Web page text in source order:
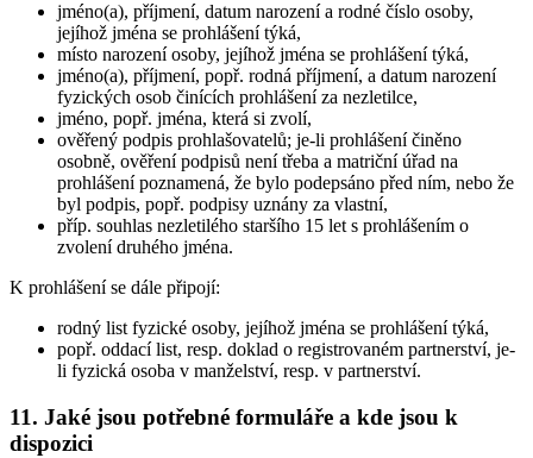
jméno(a), příjmení, datum narození a rodné číslo osoby,
jejíhož jména se prohlášení týká,
místo narození osoby, jejíhož jména se prohlášení týká,
jméno(a), příjmení, popř. rodná příjmení, a datum narození
fyzických osob činících prohlášení za nezletilce,
jméno, popř. jména, která si zvolí,
ověřený podpis prohlašovatelů; je-li prohlášení činěno
osobně, ověření podpisů není třeba a matriční úřad na
prohlášení poznamená, že bylo podepsáno před ním, nebo že
byl podpis, popř. podpisy uznány za vlastní,
příp. souhlas nezletilého staršího 15 let s prohlášením o
zvolení druhého jména.
K prohlášení se dále připojí:
rodný list fyzické osoby, jejíhož jména se prohlášení týká,
popř. oddací list, resp. doklad o registrovaném partnerství, je-
li fyzická osoba v manželství, resp. v partnerství.
11. Jaké jsou potřebné formuláře a kde jsou k
dispozici